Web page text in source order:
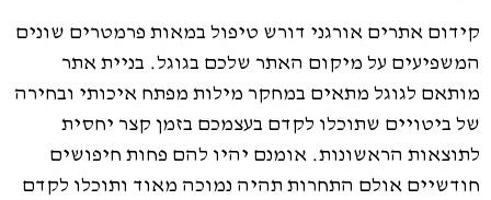
קידום אתרים אורגני דורש טיפול במאות פרמטרים שונים
המשפיעים על מיקום האתר שלכם בגוגל. בניית אתר
מותאם לגוגל מתאים במחקר מילות מפתח איכותי ובחירה
של ביטויים שתוכלו לקדם בעצמכם בזמן קצר יחסית
לתוצאות הראשונות. אומנם יהיו להם פחות חיפושים
חודשיים אולם התחרות תהיה נמוכה מאוד ותוכלו לקדם